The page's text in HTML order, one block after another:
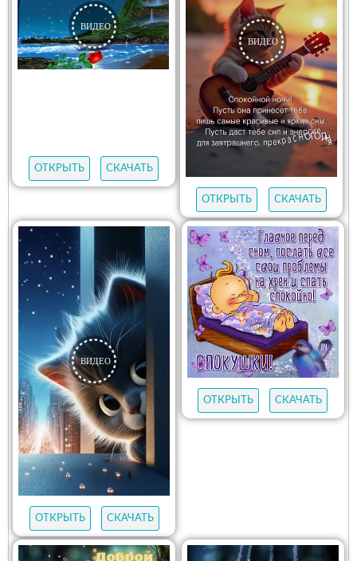
ОТКРЫТЬ СКАЧАТЬ
ОТКРЫТЬ СКАЧАТЬ
ОТКРЫТЬ СКАЧАТЬ
ОТКРЫТЬ СКАЧАТЬ